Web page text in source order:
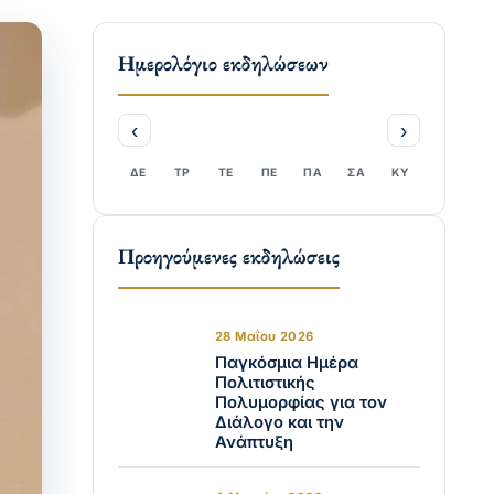
Ημερολόγιο εκδηλώσεων
‹ ›
ΔΕ ΤΡ ΤΕ ΠΕ ΠΑ ΣΑ ΚΥ
Προηγούμενες εκδηλώσεις
28 Μαΐου 2026
Παγκόσμια Ημέρα
Πολιτιστικής
Πολυμορφίας για τον
Διάλογο και την
Ανάπτυξη